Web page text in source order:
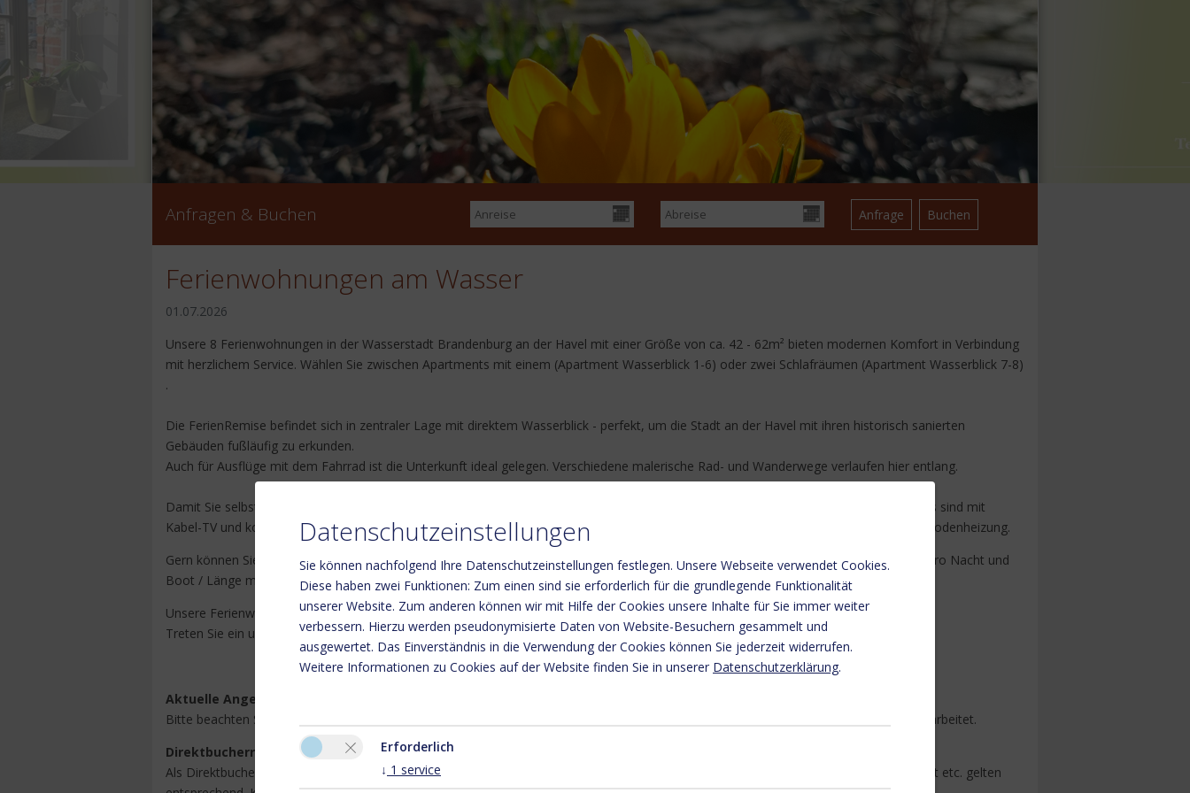
Anfragen & Buchen
Ferienwohnungen am Wasser
01.07.2026
Unsere 8 Ferienwohnungen in der Wasserstadt Brandenburg an der Havel mit einer Größe von ca. 42 - 62m² bieten modernen Komfort in Verbindung
mit herzlichem Service. Wählen Sie zwischen Apartments mit einem (Apartment Wasserblick 1-6) oder zwei Schlafräumen (Apartment Wasserblick 7-8)
.
Die FerienRemise befindet sich in zentraler Lage mit direktem Wasserblick - perfekt, um die Stadt an der Havel mit ihren historisch sanierten
Gebäuden fußläufig zu erkunden.
Auch für Ausflüge mit dem Fahrrad ist die Unterkunft ideal gelegen. Verschiedene malerische Rad- und Wanderwege verlaufen hier entlang.
Damit Sie selbstgemachte Gerichte genießen können, steht in jedem Apartment eine vollwertige Küche zur Verfügung. Alle Apartments sind mit
Kabel-TV und kostenlosem WLAN ausgestattet. Für ein angenehmes Raumklima - auch an kalten Tagen - sorgt eine regulierbare Fußbodenheizung.
Gern können Sie sich auch auf unserer neuenSonnenterrasseerholen und an unserer Steganlagemit Ihrem Boot anlegen (ab 5€ pro Nacht und
Boot / Länge max. 8m).
Unsere Ferienwohnungen sind auch auf Googlemaps zu finden:https://link.local-businessview.de/15001833
Treten Sie ein und erkunden unsere FerienRemise in einem 360°-Rundgang (Eingang = EG2; Ap.1 = EG1; Ap.4 = OG1; Ap.7 = OG2).
Aktuelle Angebote / Sonderangebote
Bitte beachten Sie, daß bei Onlinebuchungen ggf. nicht alle Rabatte gleich angezeigt werden. Diese werden kurzfristig manuell nachgearbeitet.
Direktbucherrabatt
Als Direktbucher erhalten Sie
Rabatt auf Ihren Übernachtungspreis. Unsere sonstigen Buchungsbedingungen wie Mindestaufenthalt etc. gelten
Datenschutzeinstellungen
Sie können nachfolgend Ihre Datenschutzeinstellungen festlegen. Unsere Webseite verwendet Cookies.
Diese haben zwei Funktionen: Zum einen sind sie erforderlich für die grundlegende Funktionalität
unserer Website. Zum anderen können wir mit Hilfe der Cookies unsere Inhalte für Sie immer weiter
verbessern. Hierzu werden pseudonymisierte Daten von Website-Besuchern gesammelt und
ausgewertet. Das Einverständnis in die Verwendung der Cookies können Sie jederzeit widerrufen.
Weitere Informationen zu Cookies auf der Website finden Sie in unserer Datenschutzerklärung.
Erforderlich
↓ 1 service